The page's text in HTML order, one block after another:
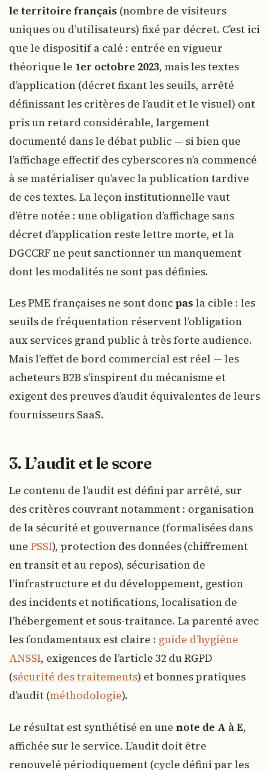
le territoire français (nombre de visiteurs
uniques ou d’utilisateurs) fixé par décret. C’est ici
que le dispositif a calé : entrée en vigueur
théorique le 1er octobre 2023, mais les textes
d’application (décret fixant les seuils, arrêté
définissant les critères de l’audit et le visuel) ont
pris un retard considérable, largement
documenté dans le débat public — si bien que
l’affichage effectif des cyberscores n’a commencé
à se matérialiser qu’avec la publication tardive
de ces textes. La leçon institutionnelle vaut
d’être notée : une obligation d’affichage sans
décret d’application reste lettre morte, et la
DGCCRF ne peut sanctionner un manquement
dont les modalités ne sont pas définies.
Les PME françaises ne sont doncpas la cible : les
seuils de fréquentation réservent l’obligation
aux services grand public à très forte audience.
Mais l’effet de bord commercial est réel — les
acheteurs B2B s’inspirent du mécanisme et
exigent des preuves d’audit équivalentes de leurs
fournisseurs SaaS.
3. L’audit et le score
Le contenu de l’audit est défini par arrêté, sur
des critères couvrant notamment : organisation
de la sécurité et gouvernance (formalisées dans
une PSSI), protection des données (chiffrement
en transit et au repos), sécurisation de
l’infrastructure et du développement, gestion
des incidents et notifications, localisation de
l’hébergement et sous-traitance. La parenté avec
les fondamentaux est claire : guide d’hygiène
ANSSI, exigences de l’article 32 du RGPD
(sécurité des traitements) et bonnes pratiques
d’audit (méthodologie).
Le résultat est synthétisé en une note de A à E,
affichée sur le service. L’audit doit être
renouvelé périodiquement (cycle défini par les